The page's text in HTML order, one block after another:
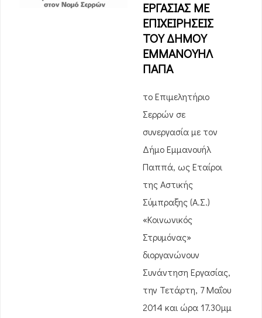
ΕΡΓΑΣΙΑΣ ΜΕ
ΕΠΙΧΕΙΡΗΣΕΙΣ
ΤΟΥ ΔΗΜΟΥ
ΕΜΜΑΝΟΥΗΛ
ΠΑΠΑ
το Επιμελητήριο
Σερρών σε
συνεργασία με τον
Δήμο Εμμανουήλ
Παππά, ως Εταίροι
της Αστικής
Σύμπραξης (Α.Σ.)
«Κοινωνικός
Στρυμόνας»
διοργανώνουν
Συνάντηση Εργασίας,
την Τετάρτη, 7 Μαΐου
2014 και ώρα 17.30μμ